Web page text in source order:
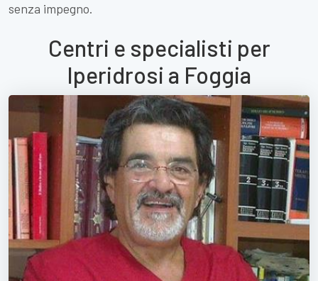
senza impegno.
Centri e specialisti per
Iperidrosi a Foggia